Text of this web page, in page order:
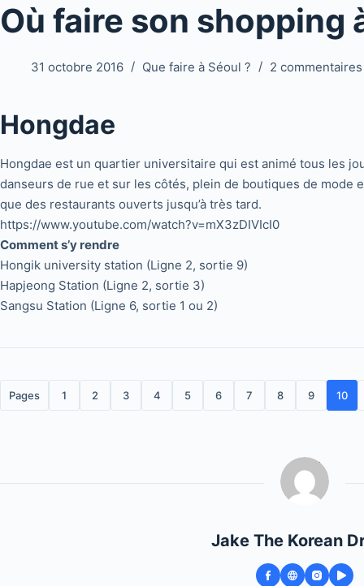
Où faire son shopping
31 octobre 2016 Que faire à Séoul ? 2 commentaires
Hongdae
Hongdae est un quartier universitaire qui est animé tous les
danseurs de rue et sur les côtés, plein de boutiques de mode
que des restaurants ouverts jusqu’à très tard.
https://www.youtube.com/watch?v=mX3zDIVIcI0
Comment s’y rendre
Hongik university station (Ligne 2, sortie 9)
Hapjeong Station (Ligne 2, sortie 3)
Sangsu Station (Ligne 6, sortie 1 ou 2)
Pages 1 2 3 4 5 6 7 8 9 10
Jake The Korean